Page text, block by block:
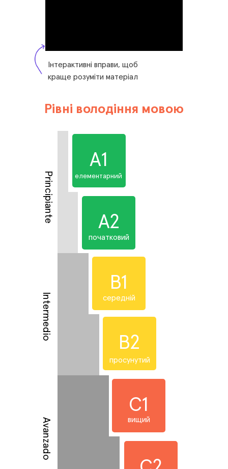
Рівні володіння мовою
А1
А2
B1
B2
C1
Principiante
Intermedio
Avanzado
початковий
елементарний
середній
просунутий
вищий
Інтерактивні вправи, щоб
краще розуміти матеріал